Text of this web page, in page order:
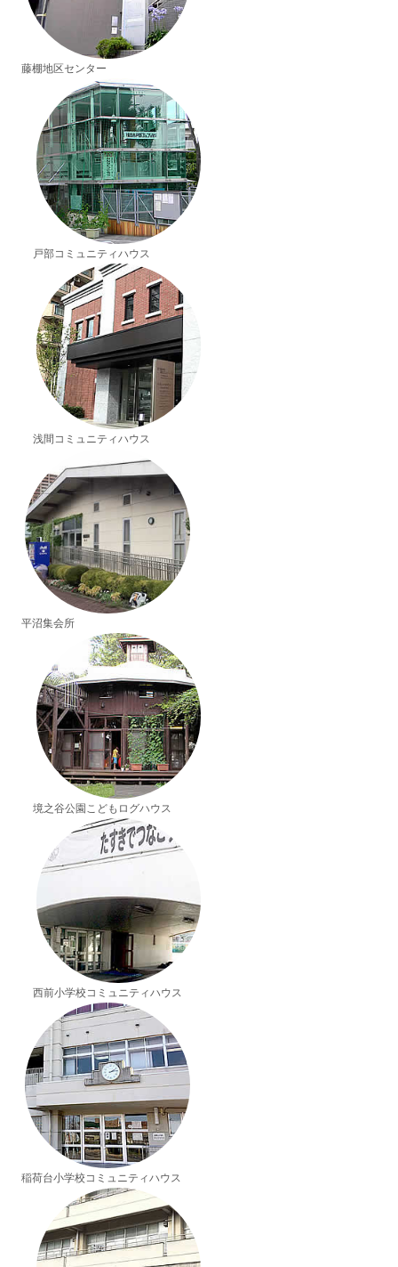
藤棚地区センター
戸部コミュニティハウス
浅間コミュニティハウス
平沼集会所
境之谷公園こどもログハウス
西前小学校コミュニティハウス
稲荷台小学校コミュニティハウス